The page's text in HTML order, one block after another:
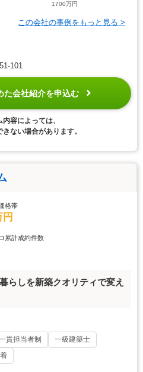
1700万円
この会社の事例をもっと見る >
101
た会社紹介を申込む
容によっては、
ない場合があります。
格帯
累計成約件数
らしを新築クオリティで変え
貫担当者制
一級建築士